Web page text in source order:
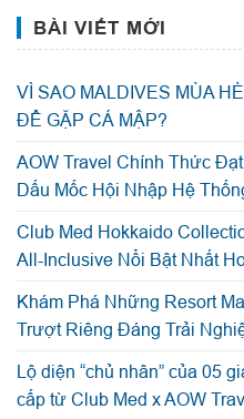
BÀI VIẾT MỚI
VÌ SAO MALDIVES MÙA
ĐỂ GẶP CÁ MẬP?
AOW Travel Chính Thức
Dấu Mốc Hội Nhập Hệ
Club Med Hokkaido
All-Inclusive Nổi Bật Nhất
Khám Phá Những Resort
Trượt Riêng Đáng Trải
Lộ diện “chủ nhân” của 05
cấp từ Club Med x AOW